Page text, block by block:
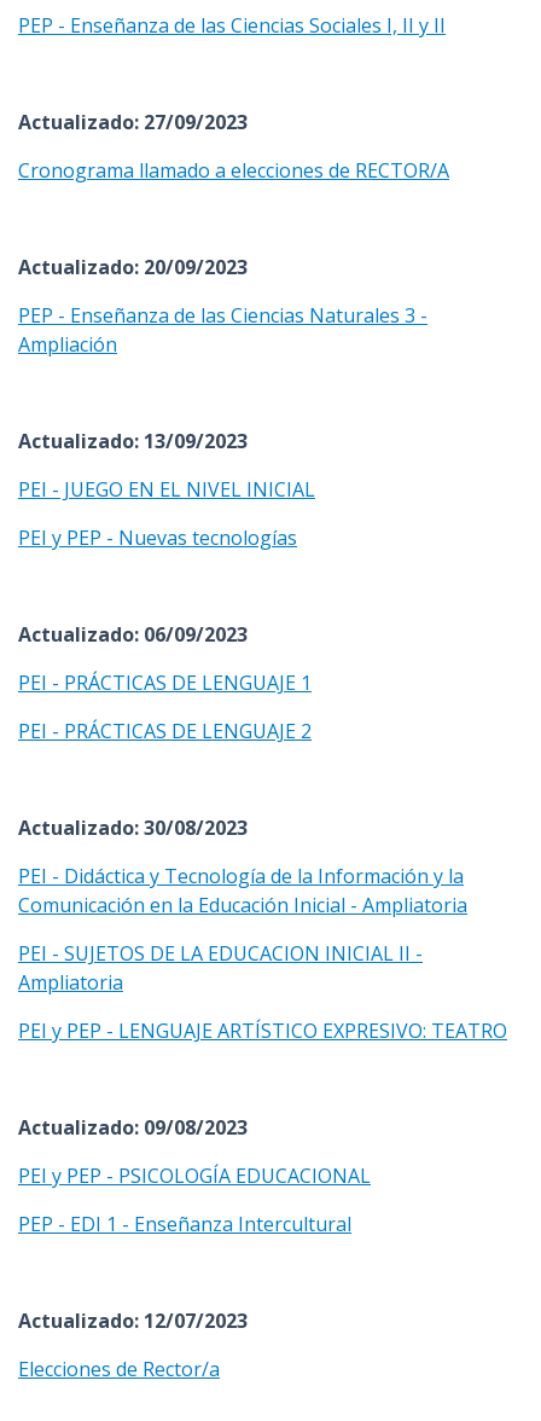
PEP - Enseñanza de las Ciencias Sociales I, II y II
Actualizado: 27/09/2023
Cronograma llamado a elecciones de RECTOR/A
Actualizado: 20/09/2023
PEP - Enseñanza de las Ciencias Naturales 3 -
Ampliación
Actualizado: 13/09/2023
PEI - JUEGO EN EL NIVEL INICIAL
PEI y PEP - Nuevas tecnologías
Actualizado: 06/09/2023
PEI - PRÁCTICAS DE LENGUAJE 1
PEI - PRÁCTICAS DE LENGUAJE 2
Actualizado: 30/08/2023
PEI - Didáctica y Tecnología de la Información y la
Comunicación en la Educación Inicial - Ampliatoria
PEI - SUJETOS DE LA EDUCACION INICIAL II -
Ampliatoria
PEI y PEP - LENGUAJE ARTÍSTICO EXPRESIVO: TEATRO
Actualizado: 09/08/2023
PEI y PEP - PSICOLOGÍA EDUCACIONAL
PEP - EDI 1 - Enseñanza Intercultural
Actualizado: 12/07/2023
Elecciones de Rector/a